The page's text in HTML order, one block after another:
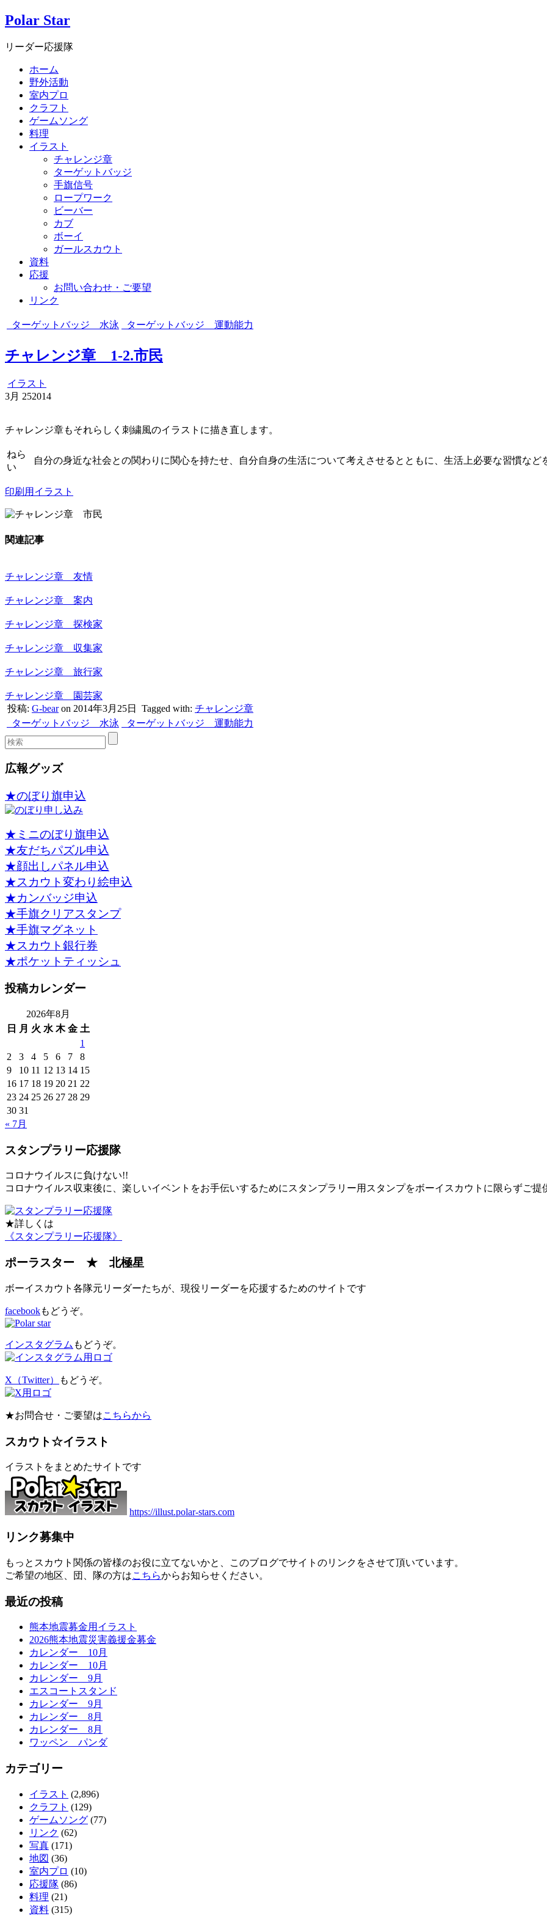
Polar Star
リーダー応援隊
ホーム
野外活動
室内プロ
クラフト
ゲームソング
料理
イラスト
チャレンジ章
ターゲットバッジ
手旗信号
ロープワーク
ビーバー
カブ
ボーイ
ガールスカウト
資料
応援
お問い合わせ・ご要望
リンク
ターゲットバッジ 水泳 ターゲットバッジ 運動能力
チャレンジ章 1-2.市民
イラスト
3月 252014
チャレンジ章もそれらしく刺繍風のイラストに描き直します。
ねら
い
自分の身近な社会との関わりに関心を持たせ、自分自身の生活について考えさせるとともに、生活上必要な習慣な
印刷用イラスト
関連記事
チャレンジ章 友情
チャレンジ章 案内
チャレンジ章 探検家
チャレンジ章 収集家
チャレンジ章 旅行家
チャレンジ章 園芸家
投稿: G-bearon 2014年3月25日 Tagged with: チャレンジ章
ターゲットバッジ 水泳
ターゲットバッジ 運動能力
広報グッズ
★のぼり旗申込
★ミニのぼり旗申込
★友だちパズル申込
★顔出しパネル申込
★スカウト変わり絵申込
★カンバッジ申込
★手旗クリアスタンプ
★手旗マグネット
★スカウト銀行券
★ポケットティッシュ
投稿カレンダー
2026年8月
日
月 火 水 木 金 土
1
2
3 4 5 6 7
8
9
10 11 12 13 14 15
16 17 18 19 20 21 22
23 24 25 26 27 28 29
30 31
« 7月
スタンプラリー応援隊
コロナウイルスに負けない!!
コロナウイルス収束後に、楽しいイベントをお手伝いするためにスタンプラリー用スタンプをボーイスカウトに限らずご提
★詳しくは
《スタンプラリー応援隊》
ポーラスター ★ 北極星
ボーイスカウト各隊元リーダーたちが、現役リーダーを応援するためのサイトです
facebookもどうぞ。
インスタグラム もどうぞ。
X（Twitter） もどうぞ。
★お問合せ・ご要望はこちらから
スカウト☆イラスト
イラストをまとめたサイトです
https://illust.polar-stars.com
リンク募集中
もっとスカウト関係の皆様のお役に立てないかと、このブログでサイトのリンクをさせて頂いています。
ご希望の地区、団、隊の方はこちらからお知らせください。
最近の投稿
熊本地震募金用イラスト
2026熊本地震災害義援金募金
カレンダー 10月
カレンダー 10月
カレンダー 9月
エスコートスタンド
カレンダー 9月
カレンダー 8月
カレンダー 8月
ワッペン パンダ
カテゴリー
イラスト (2,896)
クラフト (129)
ゲームソング (77)
リンク (62)
写真 (171)
地図 (36)
室内プロ (10)
応援隊 (86)
料理 (21)
資料 (315)